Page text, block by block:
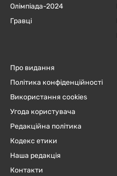
Олімпіада-2024
Гравці
Про видання
Політика конфіденційності
Використання cookies
Угода користувача
Редакційна політика
Кодекс етики
Наша редакція
Контакти